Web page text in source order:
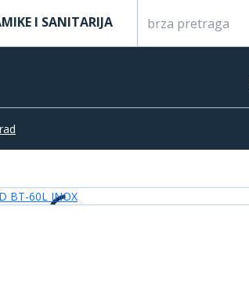
I SANITARIJA